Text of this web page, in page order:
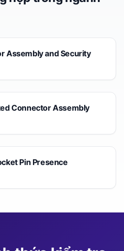
Assembly and Security
Connector Assembly
Pin Presence